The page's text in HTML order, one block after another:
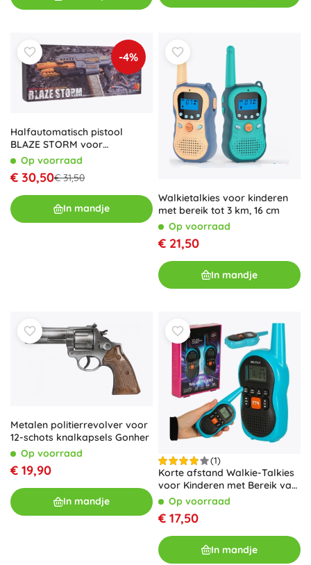
-4%
Halfautomatisch pistool
BLAZE STORM voor
schuimkogels – grijs
Op voorraad
€ 30,50€ 31,50
In mandje
Walkietalkies voor kinderen
met bereik tot 3 km, 16 cm
Op voorraad
€ 21,50
In mandje
Metalen politierrevolver voor
12-schots knalkapsels Gonher
Op voorraad
€ 19,90
In mandje
(1)
Korte afstand Walkie-Talkies
voor Kinderen met Bereik van
3 km, Set van 2 stuks
Op voorraad
€ 17,50
In mandje